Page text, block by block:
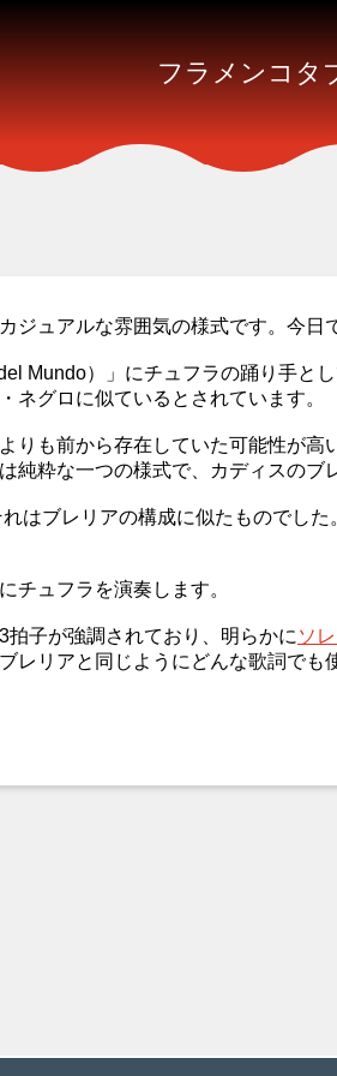
フラメンコタ
ジュアルな雰囲気の様式です。今日
Mundo）」にチュフラの踊り手と
・ネグロに似ているとされています。
も前から存在していた可能性が
粋な一つの様式で、カディスのブ
はブレリアの構成に似たものでし
チュフラを演奏します。
子が強調されており、明らかに ソ
リアと同じようにどんな歌詞で